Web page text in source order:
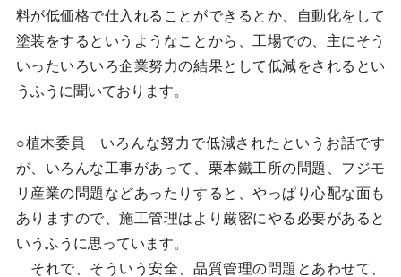
料が低価格で仕入れることができるとか、自動化をして
塗装をするというようなことから、工場での、主にそう
いったいろいろ企業努力の結果として低減をされるとい
うふうに聞いております。
○植木委員 いろんな努力で低減されたというお話です
が、いろんな工事があって、栗本鐵工所の問題、フジモ
リ産業の問題などあったりすると、やっぱり心配な面も
ありますので、施工管理はより厳密にやる必要があると
いうふうに思っています。
それで、そういう安全、品質管理の問題とあわせて、